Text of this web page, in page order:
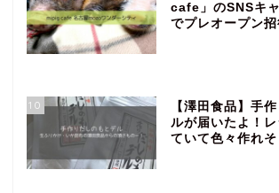
cafe」のSNSキ
でプレオープン
10
【澤田食品】手
ルが届いたよ！
ていて色々作れそ